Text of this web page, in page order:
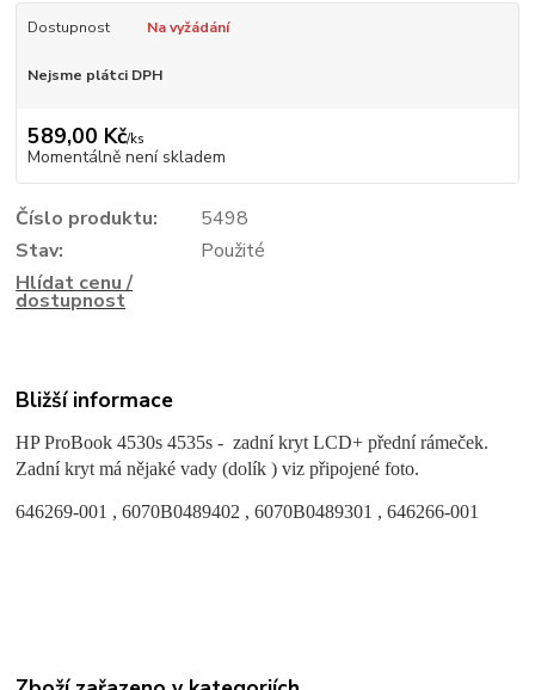
Dostupnost Na vyžádání
Nejsme plátci DPH
589,00 Kč/ks
Momentálně není skladem
Číslo produktu:
5498
Stav:
Použité
Hlídat cenu /
dostupnost
Bližší informace
HP ProBook 4530s 4535s - zadní kryt LCD+ přední rámeček.
Zadní kryt má nějaké vady (dolík ) viz připojené foto.
646269-001 , 6070B0489402 , 6070B0489301 , 646266-001